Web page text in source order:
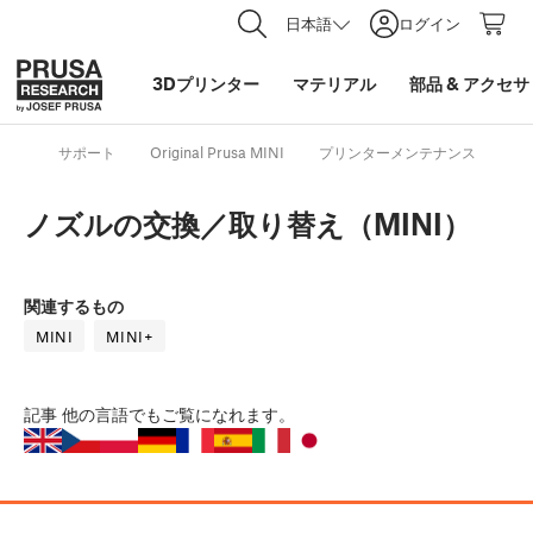
日本語 ログイン
3Dプリンター マテリアル 部品& アクセ
サポート Original Prusa MINI プリンターメンテナンス
ノズルの交換／取り替え（MINI）
関連するもの
MINI MINI+
記事 他の言語でもご覧になれます。